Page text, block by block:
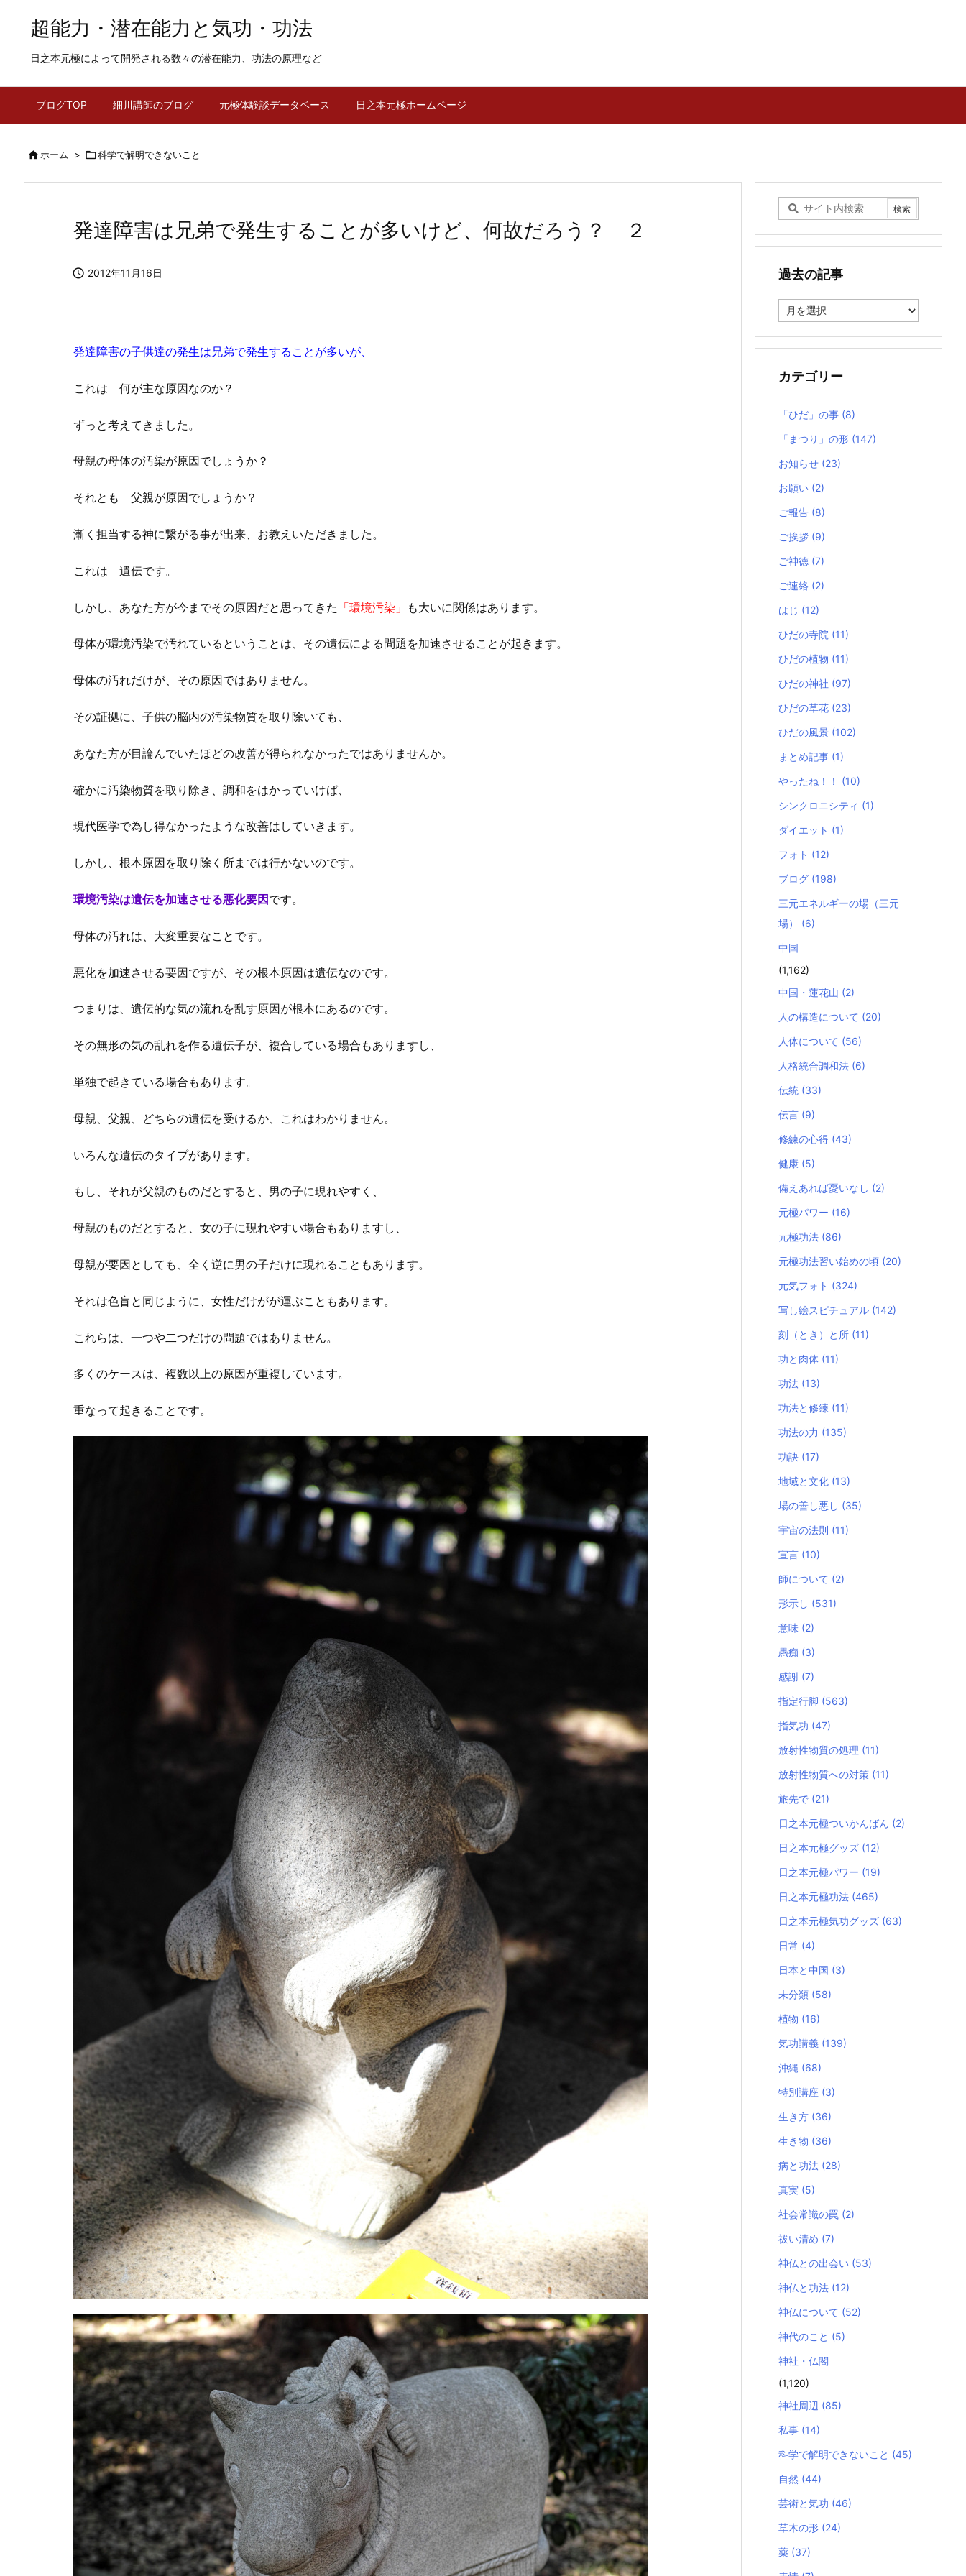
超能力・潜在能力と気功・功法
日之本元極によって開発される数々の潜在能力、功法の原理など
ブログTOP 細川講師のブログ 元極体験談データベース 日之本元極ホームページ
ホーム > 科学で解明できないこと
発達障害は兄弟で発生することが多いけど、何故だろう？ ２
 2012年11月16日
発達障害の子供達の発生は兄弟で発生することが多いが、
これは 何が主な原因なのか？
ずっと考えてきました。
母親の母体の汚染が原因でしょうか？
それとも 父親が原因でしょうか？
漸く担当する神に繋がる事が出来、お教えいただきました。
これは 遺伝です。
しかし、あなた方が今までその原因だと思ってきた 「環境汚染」 も大いに関係はあります。
母体が環境汚染で汚れているということは、その遺伝による問題を加速させることが起きます。
母体の汚れだけが、その原因ではありません。
その証拠に、子供の脳内の汚染物質を取り除いても、
あなた方が目論んでいたほどの改善が得られなかったではありませんか。
確かに汚染物質を取り除き、調和をはかっていけば、
現代医学で為し得なかったような改善はしていきます。
しかし、根本原因を取り除く所までは行かないのです。
環境汚染は遺伝を加速させる悪化要因です。
母体の汚れは、大変重要なことです。
悪化を加速させる要因ですが、その根本原因は遺伝なのです。
つまりは、遺伝的な気の流れを乱す原因が根本にあるのです。
その無形の気の乱れを作る遺伝子が、複合している場合もありますし、
単独で起きている場合もあります。
母親、父親、どちらの遺伝を受けるか、これはわかりません。
いろんな遺伝のタイプがあります。
もし、それが父親のものだとすると、男の子に現れやすく、
母親のものだとすると、女の子に現れやすい場合もありますし、
母親が要因としても、全く逆に男の子だけに現れることもあります。
それは色盲と同じように、女性だけがが運ぶこともあります。
これらは、一つや二つだけの問題ではありません。
多くのケースは、複数以上の原因が重複しています。
重なって起きることです。
過去の記事
去
記
カテゴリー
「ひだ」の事 (8)
「まつり」の形 (147)
お知らせ (23)
お願い (2)
ご報告 (8)
ご挨拶 (9)
ご神徳 (7)
ご連絡 (2)
はじ (12)
ひだの寺院 (11)
ひだの植物 (11)
ひだの神社 (97)
ひだの草花 (23)
ひだの風景 (102)
まとめ記事 (1)
やったね！！ (10)
シンクロニシティ (1)
ダイエット (1)
フォト (12)
ブログ (198)
三元エネルギーの場（三元
場） (6)
中国
(1,162)
中国・蓮花山 (2)
人の構造について (20)
人体について (56)
人格統合調和法 (6)
伝統 (33)
伝言 (9)
修練の心得 (43)
健康 (5)
備えあれば憂いなし (2)
元極パワー (16)
元極功法 (86)
元極功法習い始めの頃 (20)
元気フォト (324)
写し絵スピチュアル (142)
刻（とき）と所 (11)
功と肉体 (11)
功法 (13)
功法と修練 (11)
功法の力 (135)
功訣 (17)
地域と文化 (13)
場の善し悪し (35)
宇宙の法則 (11)
宣言 (10)
師について (2)
形示し (531)
意味 (2)
愚痴 (3)
感謝 (7)
指定行脚 (563)
指気功 (47)
放射性物質の処理 (11)
放射性物質への対策 (11)
旅先で (21)
日之本元極ついかんばん (2)
日之本元極グッズ (12)
日之本元極パワー (19)
日之本元極功法 (465)
日之本元極気功グッズ (63)
日常 (4)
日本と中国 (3)
未分類 (58)
植物 (16)
気功講義 (139)
沖縄 (68)
特別講座 (3)
生き方 (36)
生き物 (36)
病と功法 (28)
真実 (5)
社会常識の罠 (2)
祓い清め (7)
神仏との出会い (53)
神仏と功法 (12)
神仏について (52)
神代のこと (5)
神社・仏閣
(1,120)
神社周辺 (85)
私事 (14)
科学で解明できないこと (45)
自然 (44)
芸術と気功 (46)
草木の形 (24)
薬 (37)